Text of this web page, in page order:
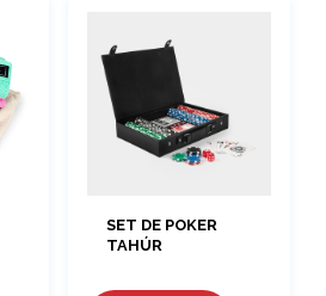
SET DE POKER
TAHÚR